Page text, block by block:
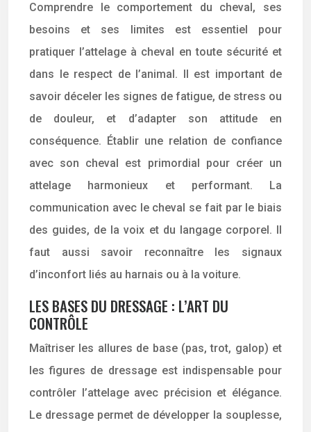
Comprendre le comportement du cheval, ses
besoins et ses limites est essentiel pour
pratiquer l’attelage à cheval en toute sécurité et
dans le respect de l’animal. Il est important de
savoir déceler les signes de fatigue, de stress ou
de douleur, et d’adapter son attitude en
conséquence. Établir une relation de confiance
avec son cheval est primordial pour créer un
attelage harmonieux et performant. La
communication avec le cheval se fait par le biais
des guides, de la voix et du langage corporel. Il
faut aussi savoir reconnaître les signaux
d’inconfort liés au harnais ou à la voiture.
LES BASES DU DRESSAGE : L’ART DU
CONTRÔLE
Maîtriser les allures de base (pas, trot, galop) et
les figures de dressage est indispensable pour
contrôler l’attelage avec précision et élégance.
Le dressage permet de développer la souplesse,